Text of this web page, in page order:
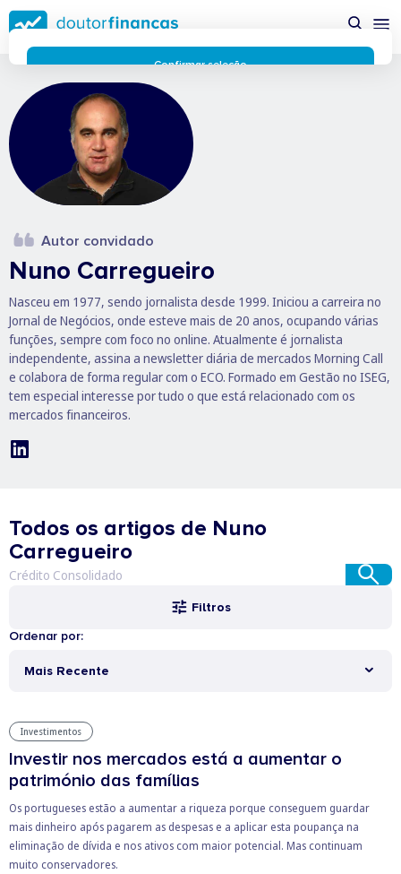
Saltar
para
conteúdo
principal
Autor convidado
Nuno Carregueiro
Nasceu em 1977, sendo jornalista desde 1999. Iniciou a carreira no
Jornal de Negócios, onde esteve mais de 20 anos, ocupando várias
funções, sempre com foco no online. Atualmente é jornalista
independente, assina a newsletter diária de mercados Morning Call
e colabora de forma regular com o ECO. Formado em Gestão no ISEG,
tem especial interesse por tudo o que está relacionado com os
mercados financeiros.
Todos os artigos de Nuno
Carregueiro
Filtros
Ordenar por:
Mais Recente
Investimentos
Investir nos mercados está a aumentar o
património das famílias
Os portugueses estão a aumentar a riqueza porque conseguem guardar
mais dinheiro após pagarem as despesas e a aplicar esta poupança na
eliminação de dívida e nos ativos com maior potencial. Mas continuam
muito conservadores.
possível enquanto utilizador do portal Doutor Finanças e
personalizar conteúdos e anúncios.
Saiba mais sobre as
funcionalidades dos cookiesaqui.
Respeitamos a sua privacidade e estamos comprometidos com
a transparência no uso de cookies no nosso website. Não
recolhemos, processamos ou armazenamos quaisquer dados
pessoais através de cookies durante a navegação normal no
nosso website.
Os cookies utilizados no nosso website são limitados a cookies
essenciais e funcionais que melhoram o desempenho do site e
a experiência do utilizador. Estes cookies não contêm
sua atividade fora do nosso site. Conheça a nossa
O business.safety.google usa cookies da Google para oferecer
o tráfego. Saiba mais.
Cookies estritamente necessários Sempre ativos
Cookies para estatística
Cookies
Cookies para marketing e personalização
Cookies
Rejeitar cookies
Confirmar seleção